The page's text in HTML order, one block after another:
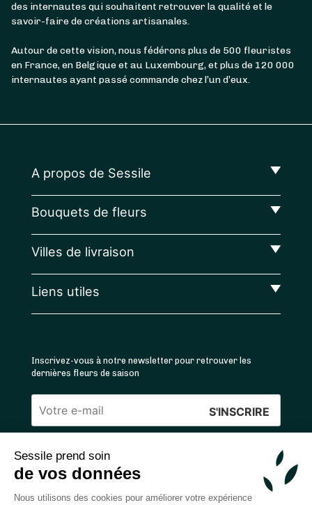
Sessile prend soin
de vos données
Nous utilisons des cookies pour améliorer votre expérience
des internautes qui souhaitent retrouver la qualité et le
savoir-faire de créations artisanales.
Autour de cette vision, nous fédérons plus de 500 fleuristes
en France, en Belgique et au Luxembourg, et plus de 120 000
internautes ayant passé commande chez l’un d’eux.
A propos de Sessile
Bouquets de fleurs
Villes de livraison
Liens utiles
Inscrivez-vous à notre newsletter pour retrouver les
dernières fleurs de saison
Veuillez
ce
champ
4.4 /5 ⭐ | 120 000+ bouquets livrés |
Achats 100% sécurisés